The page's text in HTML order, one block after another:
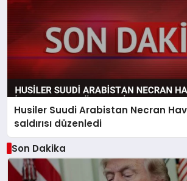
Husiler Suudi Arabistan Necran
saldırısı düzenledi
Son Dakika